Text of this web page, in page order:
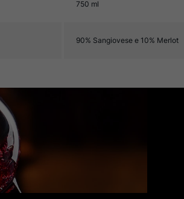
750 ml
90% Sangiovese e 10% Merlot